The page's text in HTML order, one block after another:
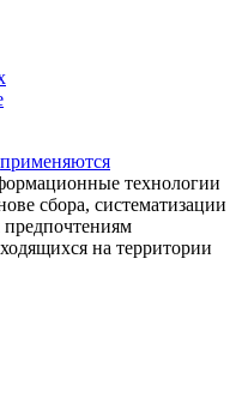
применяются
технологии
сбора, систематизации
предпочтениям
на территории